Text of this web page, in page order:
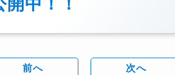
前へ 次へ